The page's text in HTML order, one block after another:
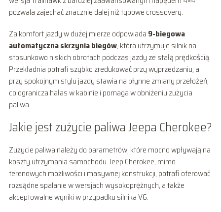
pozwala zajechać znacznie dalej niż typowe crossovery.
Za komfort jazdy w dużej mierze odpowiada 9-biegowa
automatyczna skrzynia biegów, która utrzymuje silnik na
stosunkowo niskich obrotach podczas jazdy ze stałą prędkością.
Przekładnia potrafi szybko zredukować przy wyprzedzaniu, a
przy spokojnym stylu jazdy stawia na płynne zmiany przełożeń,
co ogranicza hałas w kabinie i pomaga w obniżeniu zużycia
paliwa.
Jakie jest zużycie paliwa Jeepa Cherokee?
Zużycie paliwa należy do parametrów, które mocno wpływają na
koszty utrzymania samochodu. Jeep Cherokee, mimo
terenowych możliwości i masywnej konstrukcji, potrafi oferować
rozsądne spalanie w wersjach wysokoprężnych, a także
akceptowalne wyniki w przypadku silnika V6.